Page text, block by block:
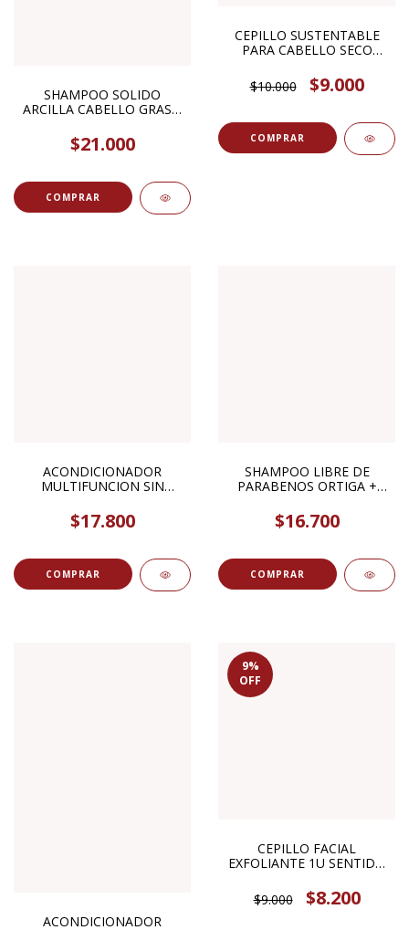
SHAMPOO SOLIDO
ARCILLA CABELLO GRASO
$21.000
CEPILLO SUSTENTABLE
PARA CABELLO SECO
BOTANICA
$10.000 $9.000
ACONDICIONADOR
MULTIFUNCION SIN
SIBERICA TAIGA
$17.800
SHAMPOO LIBRE DE
PARABENOS ORTIGA +
GRASOS 300ML OMS
$16.700
ACONDICIONADOR
9%
OFF
CEPILLO FACIAL
EXFOLIANTE 1U SENTIDO
$9.000
$8.200